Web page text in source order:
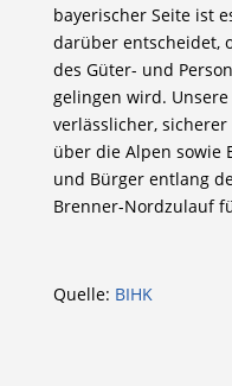
bayerischer Seite ist
darüber entscheidet,
des Güter- und
gelingen wird.
verlässlicher,
über die Alpen sowie
und Bürger entlang
Brenner-Nordzulauf
Quelle: BIHK